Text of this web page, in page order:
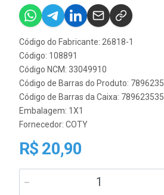
Código do Fabricante: 26818-1
Código: 108891
Código NCM: 33049910
Código de Barras do Produto:
Código de Barras da Caixa:
Embalagem: 1X1
Fornecedor: COTY
R$ 20,90